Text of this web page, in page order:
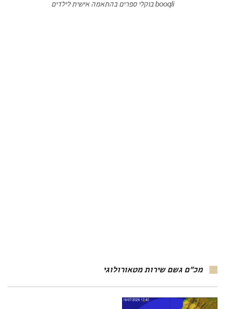
booqli בוקלי ספרים בהתאמה אישית לילדים
מכ"ם גשם שירות מטאורולוגי